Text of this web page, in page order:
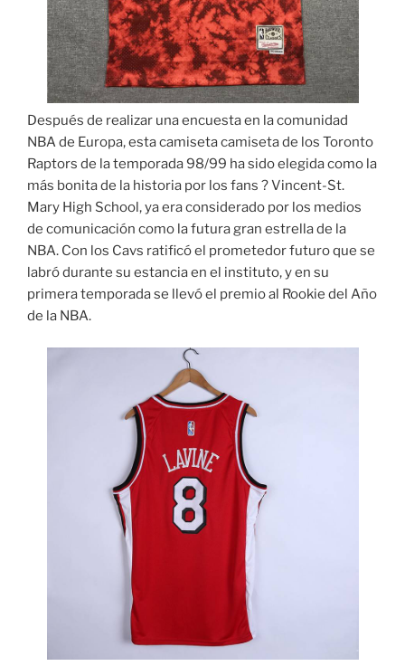
Después de realizar una encuesta en la comunidad
NBA de Europa, esta camiseta camiseta de los Toronto
Raptors de la temporada 98/99 ha sido elegida como la
más bonita de la historia por los fans ? Vincent-St.
Mary High School, ya era considerado por los medios
de comunicación como la futura gran estrella de la
NBA. Con los Cavs ratificó el prometedor futuro que se
labró durante su estancia en el instituto, y en su
primera temporada se llevó el premio al Rookie del Año
de la NBA.